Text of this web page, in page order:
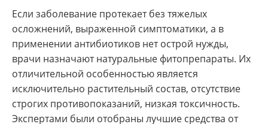
Если заболевание протекает без тяжелых
осложнений, выраженной симптоматики, а в
применении антибиотиков нет острой нужды,
врачи назначают натуральные фитопрепараты. Их
отличительной особенностью является
исключительно растительный состав, отсутствие
строгих противопоказаний, низкая токсичность.
Экспертами были отобраны лучшие средства от